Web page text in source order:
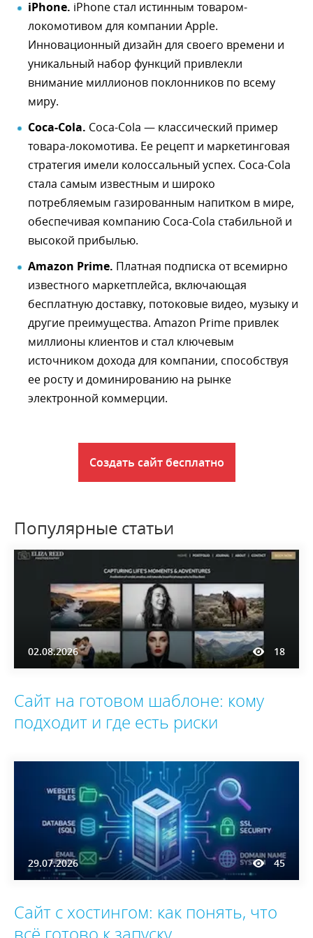
iPhone. iPhone стал истинным товаром-
локомотивом для компании Apple.
Инновационный дизайн для своего времени и
уникальный набор функций привлекли
внимание миллионов поклонников по всему
миру.
Coca-Cola. Coca-Cola — классический пример
товара-локомотива. Ее рецепт и маркетинговая
стратегия имели колоссальный успех. Coca-Cola
стала самым известным и широко
потребляемым газированным напитком в мире,
обеспечивая компанию Coca-Cola стабильной и
высокой прибылью.
Amazon Prime. Платная подписка от всемирно
известного маркетплейса, включающая
бесплатную доставку, потоковые видео, музыку и
другие преимущества. Amazon Prime привлек
миллионы клиентов и стал ключевым
источником дохода для компании, способствуя
ее росту и доминированию на рынке
электронной коммерции.
Создать сайт бесплатно
Популярные статьи
02.08.2026 18
Сайт на готовом шаблоне: кому
подходит и где есть риски
29.07.2026 45
Сайт с хостингом: как понять, что